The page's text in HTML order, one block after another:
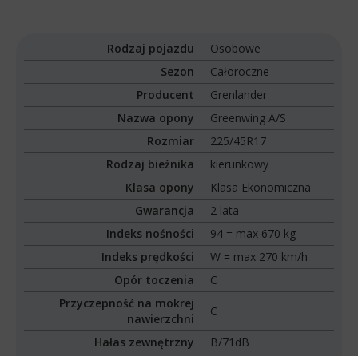
Rodzaj pojazdu
Osobowe
Sezon
Całoroczne
Producent
Grenlander
Nazwa opony
Greenwing A/S
Rozmiar
225/45R17
Rodzaj bieżnika
kierunkowy
Klasa opony
Klasa Ekonomiczna
Gwarancja
2 lata
Indeks nośności
94 = max 670 kg
Indeks prędkości
W = max 270 km/h
Opór toczenia
C
Przyczepność na mokrej
nawierzchni
C
Hałas zewnętrzny
B/71dB